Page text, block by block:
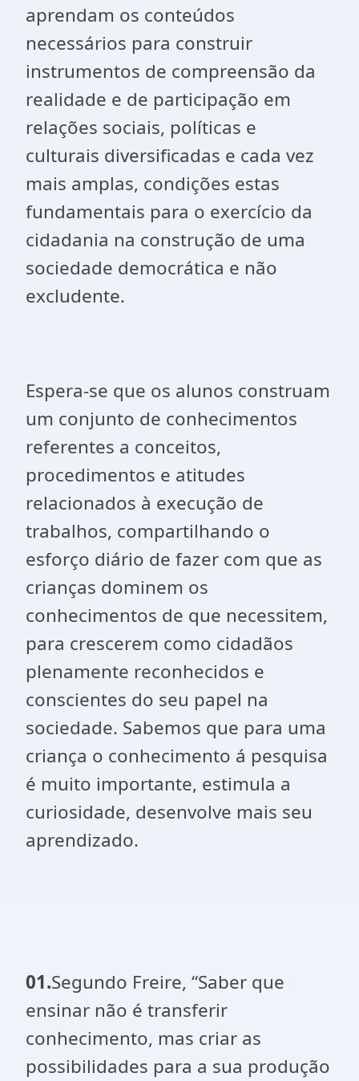
aprendam os conteúdos
necessários para construir
instrumentos de compreensão da
realidade e de participação em
relações sociais, políticas e
culturais diversificadas e cada vez
mais amplas, condições estas
fundamentais para o exercício da
cidadania na construção de uma
sociedade democrática e não
excludente.
Espera-se que os alunos construam
um conjunto de conhecimentos
referentes a conceitos,
procedimentos e atitudes
relacionados à execução de
trabalhos, compartilhando o
esforço diário de fazer com que as
crianças dominem os
conhecimentos de que necessitem,
para crescerem como cidadãos
plenamente reconhecidos e
conscientes do seu papel na
sociedade. Sabemos que para uma
criança o conhecimento á pesquisa
é muito importante, estimula a
curiosidade, desenvolve mais seu
aprendizado.
01.Segundo Freire, “Saber que
ensinar não é transferir
conhecimento, mas criar as
possibilidades para a sua produção